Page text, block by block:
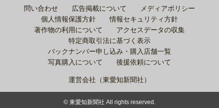
問い合わせ 広告掲載について
メディアポリシー
個人情報保護方針
情報セキュリティ方針
著作物の利用について
アクセスデータの収集
特定商取引法に基づく表示
バックナンバー申し込み・購入店舗一覧
写真購入について
後援依頼について
運営会社（東愛知新聞社）
© 東愛知新聞社 All rights reserved.